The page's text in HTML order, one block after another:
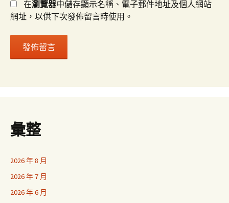
在瀏覽器中儲存顯示名稱、電子郵件地址及個人網站
網址，以供下次發佈留言時使用。
彙整
2026 年 8 月
2026 年 7 月
2026 年 6 月